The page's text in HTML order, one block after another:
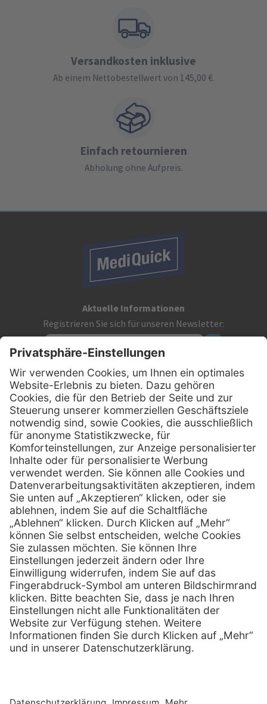
Versandkosten inklusive
Ab einem Nettobestellwert von 145,00 €.
Einfach retournieren
Abholung ohne Aufpreis.
Aktuelle Informationen
Registrieren Sie sich für unseren Newsletter:
Kontakt
MediQuick Arzt- und Krankenhausbedarfshandel GmbH
Hans-Wunderlich-Straße 7
D-49078 Osnabrück
Telefon:0800 - 633 43 66
E-Mail: info @ mediquick.de
Services
Serviceversprechen
Sprechstundenbedarf
Retoure anmelden
Hilfe
FAQs
Kontakt
Lob & Kritik
Zertifikat Rechtliches
AGB
Impressum
Datenschutz